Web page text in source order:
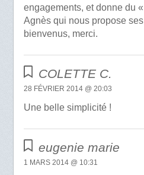
engagements, et donne du
Agnès qui nous propose
bienvenus, merci.
COLETTE C.
28 FÉVRIER 2014 @ 20:03
Une belle simplicité !
eugenie marie
1 MARS 2014 @ 10:31